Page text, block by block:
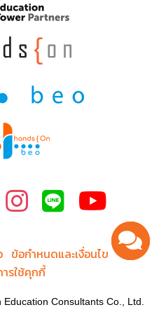
ข้อกำหนดและเงื่อนไข
รใช้คุกกี้
Consultants Co., Ltd.